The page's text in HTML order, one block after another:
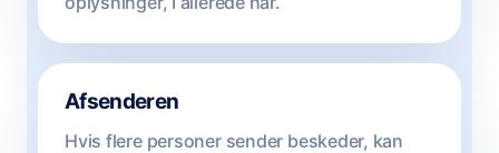
Afsenderen
Hvis flere personer sender beskeder, kan